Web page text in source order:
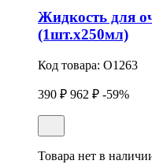
Жидкость для
(1шт.x250мл)
Код товара: O1263
390 ₽ 962 ₽ -59%
Товара нет в